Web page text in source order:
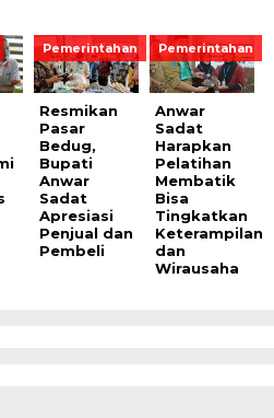
Pemerintahan
Resmikan
Pasar
Bedug,
Bupati
Anwar
Sadat
Apresiasi
Penjual dan
Pembeli
Pemerintahan
Anwar
Sadat
Harapkan
Pelatihan
Membatik
Bisa
Tingkatkan
Keterampilan
dan
Wirausaha